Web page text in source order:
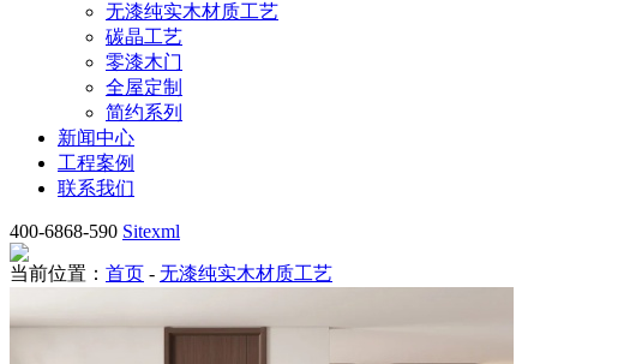
无漆纯实木材质工艺
碳晶工艺
零漆木门
全屋定制
简约系列
新闻中心
工程案例
联系我们
400-6868-590 Sitexml
当前位置： 首页 - 无漆纯实木材质工艺